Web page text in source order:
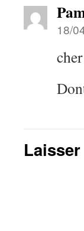
18/